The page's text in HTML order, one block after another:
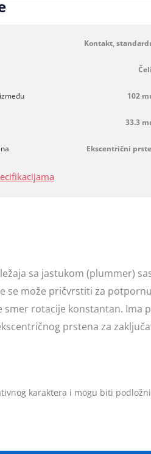
Kontakt,
102
33.3
Ekscentrični
sa jastukom (plummer)
se može pričvrstiti za
smer rotacije konstantan.
prstena za
karaktera i mogu biti